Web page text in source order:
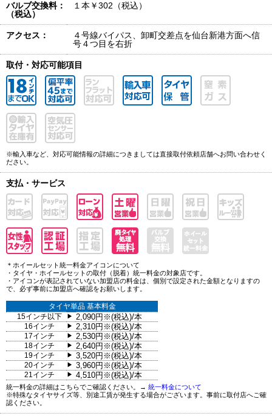
バルブ交換料：
（税込）
１本￥302（税込）
アクセス：
４号線バイパス、卸町交差点を仙台新港方面へ信
号４つ目を右折
取付・対応可能項目
※輸入車など、対応可能情報の詳細につきましては直接取付依頼店舗へお問い合わせく
ださい。
支払・サービス
＊ホイールセット統一料金アイコンについて
・タイヤ・ホイールセットの取付（脱着）統一料金の対象店です。
・アイコンが表記されていない加盟店の料金は、個別で設定された金額となりますの
で、必ず事前に加盟店へ確認をお願いします。
タイヤ単品 基本料金
15インチ以下
▶ 2,090円※(税込)/本
16インチ ▶ 2,310円※(税込)/本
17インチ ▶ 2,530円※(税込)/本
18インチ ▶ 2,640円※(税込)/本
19インチ ▶ 3,520円※(税込)/本
20インチ ▶ 3,960円※(税込)/本
21インチ ▶ 4,510円※(税込)/本
統一料金の詳細はこちらでご確認ください。→ 統一料金について
※特殊なタイヤサイズ等、別途工賃が発生する場合がございます。事前に取付店へご確
認ください。